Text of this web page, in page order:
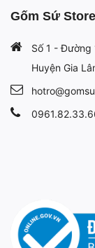
Gốm Sứ Store
Số 1 - Đường
Huyện Gia